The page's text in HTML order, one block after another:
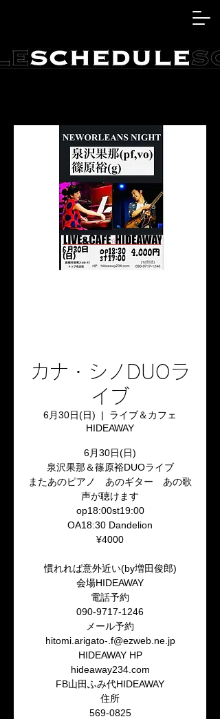
カナ・シノDUOラ
イブ
6月30日(日)
  |
ライブ＆カフェ
HIDEAWAY
6月30日(日)
泉沢果那＆篠原裕DUOライブ
またあのピアノ あのギター あの歌
声が聴けます
op18:00st19:00
OA18:30 Dandelion
¥4000
慣れれば意外近い(by増田俊郎)
会場HIDEAWAY
電話予約
090-9717-1246
メール予約
hitomi.arigato-.f@ezweb.ne.jp
HIDEAWAY HP
hideaway234.com
FB山田ふみ代HIDEAWAY
住所
569-0825